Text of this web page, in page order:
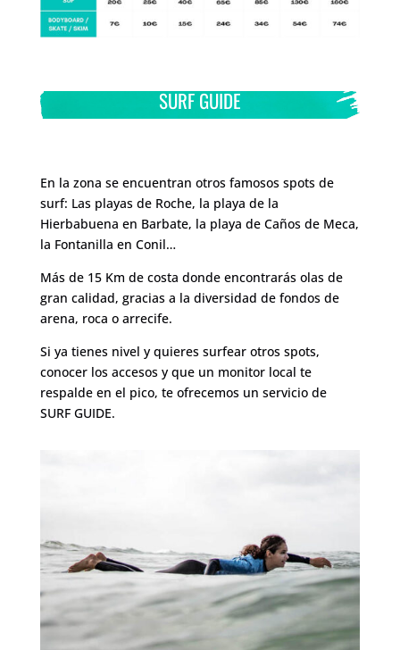
SURF GUIDE
En la zona se encuentran otros famosos spots de
surf: Las playas de Roche, la playa de la
Hierbabuena en Barbate, la playa de Caños de Meca,
la Fontanilla en Conil…
Más de 15 Km de costa donde encontrarás olas de
gran calidad, gracias a la diversidad de fondos de
arena, roca o arrecife.
Si ya tienes nivel y quieres surfear otros spots,
conocer los accesos y que un monitor local te
respalde en el pico, te ofrecemos un servicio de
SURF GUIDE.